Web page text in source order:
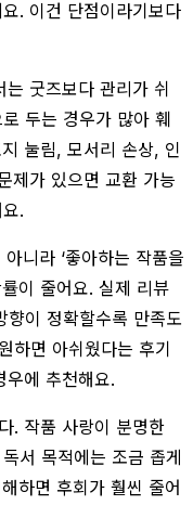
. 이건 단점이라기보다
굿즈보다 관리가 쉬
두는 경우가 많아 훼
눌림, 모서리 손상, 인
제가 있으면 교환 가능
.
니라 ‘좋아하는 작품을
이 줄어요. 실제 리뷰
이 정확할수록 만족도
하면 아쉬웠다는 후기
우에 추천해요.
. 작품 사랑이 분명한
서 목적에는 조금 좁게
하면 후회가 훨씬 줄어